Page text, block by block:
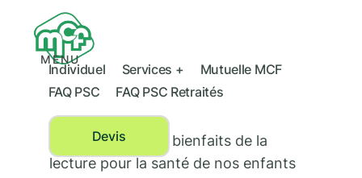
MENU
Individuel Services +
Mutuelle MCF
FAQ PSC
FAQ PSC Retraités
Devis
Prévention
Cinq bienfaits de la
lecture pour la santé de nos enfants